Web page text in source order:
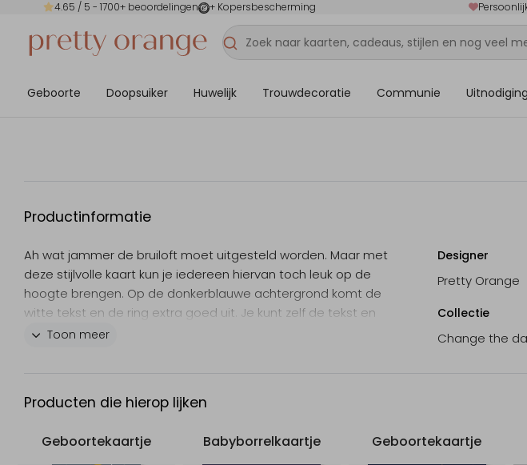
4.65 / 5 - 1700+ beoordelingen + Kopersbescherming
Geboorte Doopsuiker Huwelijk Trouwdecoratie Communie
Productinformatie
Ah wat jammer de bruiloft moet uitgesteld worden. Maar met
deze stijlvolle kaart kun je iedereen hiervan toch leuk op de
hoogte brengen. Op de donkerblauwe achtergrond komt de
witte tekst en de ring extra goed uit. Je kunt zelf de tekst en
kleuren aanpassen, dit doe je in de online editor.
Toon meer
Designer
Pretty Orange
Collectie
Change the
Producten die hierop lijken
Geboortekaartje Babyborrelkaartje Geboortekaartje